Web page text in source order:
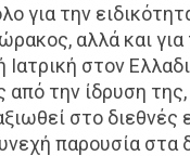
για την
αλλά και για
Ιατρική στον
από την ίδρυση της,
στο διεθνές
παρουσία στα